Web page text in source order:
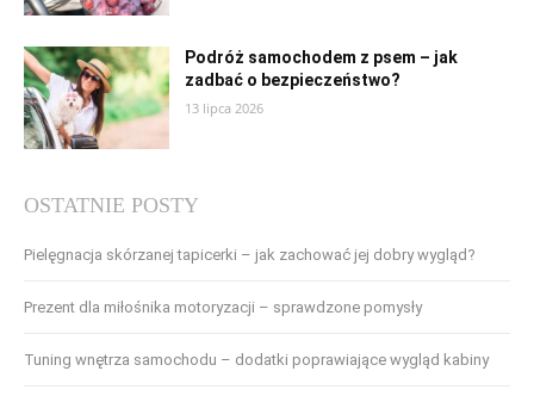
Podróż samochodem z psem – jak
zadbać o bezpieczeństwo?
13 lipca 2026
OSTATNIE POSTY
Pielęgnacja skórzanej tapicerki – jak zachować jej dobry wygląd?
Prezent dla miłośnika motoryzacji – sprawdzone pomysły
Tuning wnętrza samochodu – dodatki poprawiające wygląd kabiny